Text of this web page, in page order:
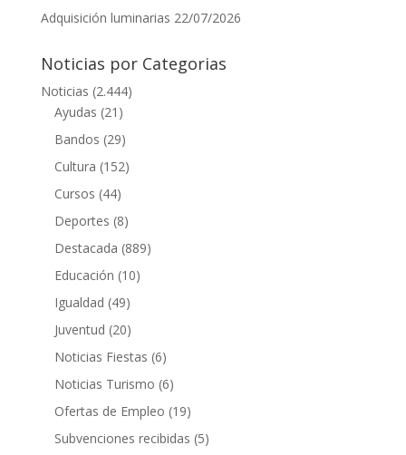
Adquisición luminarias 22/07/2026
Noticias por Categorias
Noticias (2.444)
Ayudas (21)
Bandos (29)
Cultura (152)
Cursos (44)
Deportes (8)
Destacada (889)
Educación (10)
Igualdad (49)
Juventud (20)
Noticias Fiestas (6)
Noticias Turismo (6)
Ofertas de Empleo (19)
Subvenciones recibidas (5)